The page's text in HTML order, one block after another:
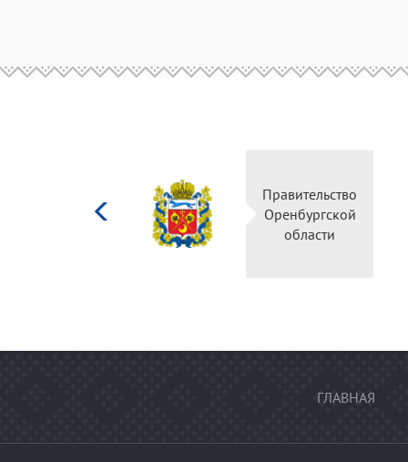
Правительство
Оренбургской
области
ГЛАВНАЯ